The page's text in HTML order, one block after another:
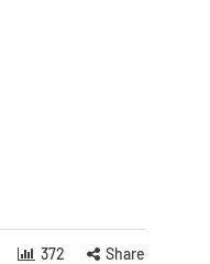
372 Share